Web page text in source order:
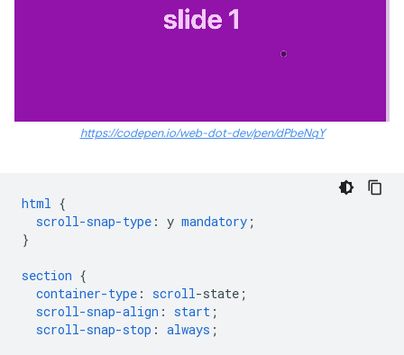
https://codepen.io/web-dot-dev/pen/dPbeNqY
html {
scroll-snap-type : y mandatory ;
}
section {
container-type : scroll-state ;
scroll-snap-align : start ;
scroll-snap-stop : always ;